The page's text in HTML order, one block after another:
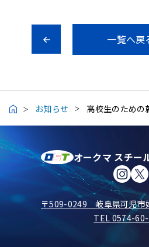
一覧へ戻
お知らせ 高校生のための就職応
オークマ スチー
〒509-0249 岐阜県可児市
TEL 0574-